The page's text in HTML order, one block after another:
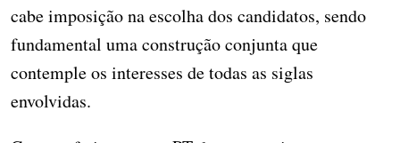
cabe imposição na escolha dos candidatos, sendo
fundamental uma construção conjunta que
contemple os interesses de todas as siglas
envolvidas.